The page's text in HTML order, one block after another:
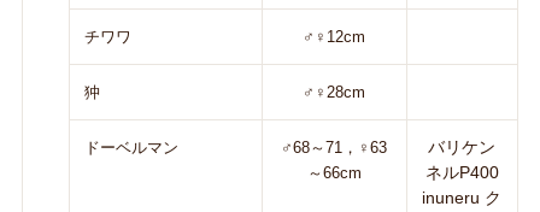
チワワ ♂♀12cm
狆 ♂♀28cm
ドーベルマン
♂68～71，♀63
～66cm
バリケン
ネルP400
inuneru ク